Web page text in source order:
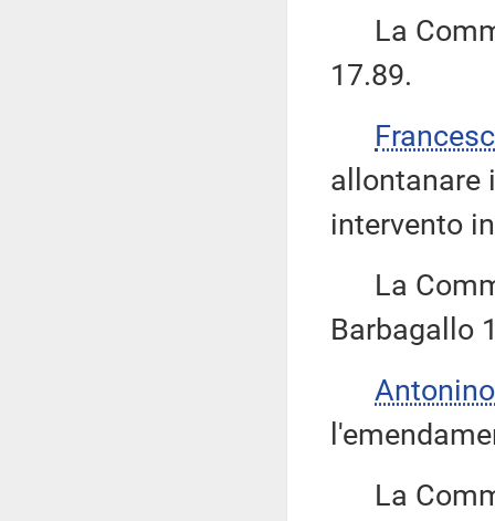
La
17.89.
allontanare
intervento
La
Barbagallo
La